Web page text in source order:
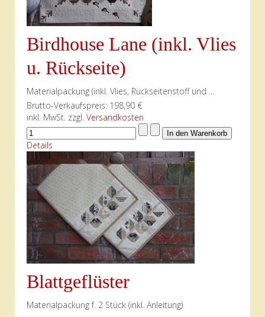
Birdhouse Lane (inkl. Vlies
u. Rückseite)
Materialpackung (inkl. Vlies, Rückseitenstoff und ...
Brutto-Verkaufspreis: 198,90 €
inkl. MwSt. zzgl. Versandkosten
Details
Blattgeflüster
Materialpackung f. 2 Stück (inkl. Anleitung)